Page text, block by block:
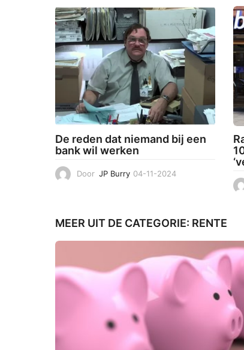
3
-
2
0
5
De reden dat niemand bij een
bank wil werken
Door JP Burry 04-11-2024
1
2
0
2
MEER UIT DE CATEGORIE: RENTE